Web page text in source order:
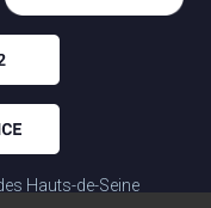
Hauts-de-Seine